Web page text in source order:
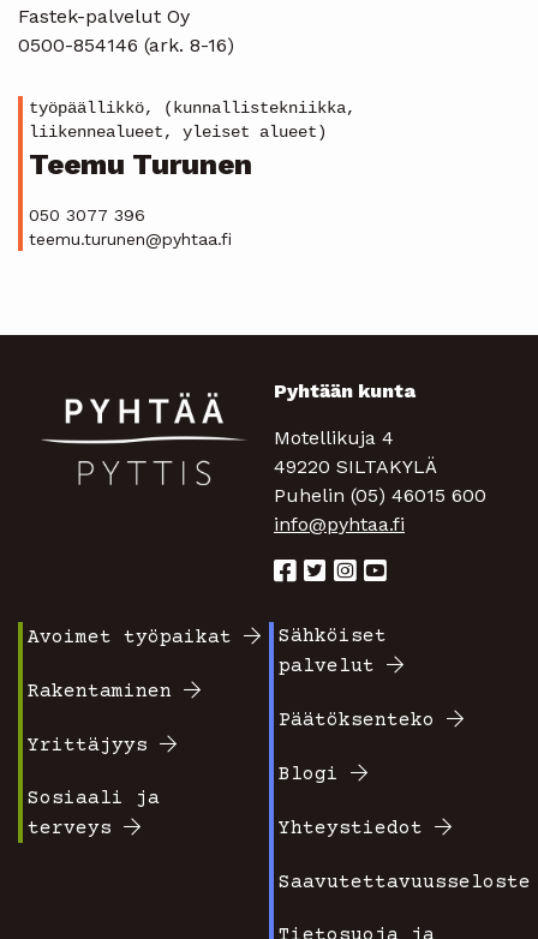
Fastek-palvelut Oy
0500-854146 (ark. 8-16)
työpäällikkö, (kunnallistekniikka,
liikennealueet, yleiset alueet)
Teemu Turunen
050 3077 396
teemu.turunen@pyhtaa.fi
Pyhtään kunta
Motellikuja 4
49220 SILTAKYLÄ
Puhelin (05) 46015 600
info@pyhtaa.fi
valikko
1
Avoimet työpaikat
Rakentaminen
Yrittäjyys
Sosiaali ja
terveys
Footer
2
Sähköiset
palvelut
Päätöksenteko
Blogi
Yhteystiedot
Saavutettavuusseloste